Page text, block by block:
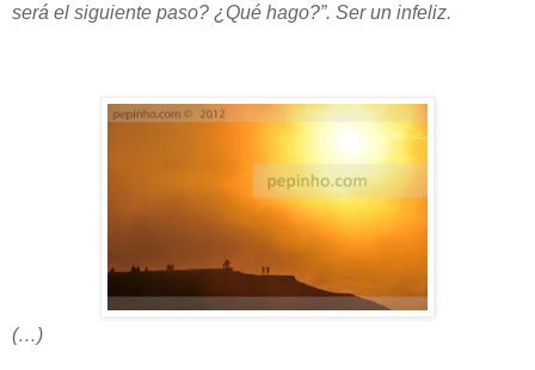
será el siguiente paso? ¿Qué hago?”. Ser un infeliz.
(…)